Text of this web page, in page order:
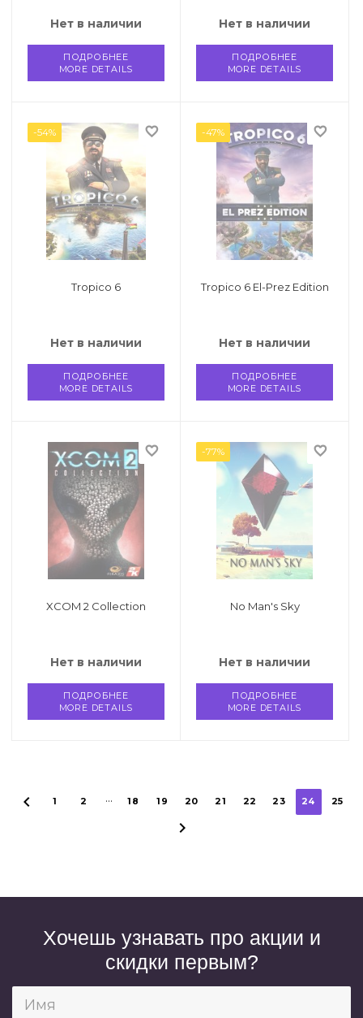
Нет в наличии
ПОДРОБНЕЕ
MORE DETAILS
Нет в наличии
ПОДРОБНЕЕ
MORE DETAILS
-54% favorite_border
Tropico 6
Нет в наличии
ПОДРОБНЕЕ
MORE DETAILS
-47% favorite_border
Tropico 6 El-Prez Edition
Нет в наличии
ПОДРОБНЕЕ
MORE DETAILS
favorite_border
XCOM 2 Collection
Нет в наличии
ПОДРОБНЕЕ
MORE DETAILS
-77% favorite_border
No Man's Sky
Нет в наличии
ПОДРОБНЕЕ
MORE DETAILS
1 2 ... 18 19 20 21 22 23 24 25
Хочешь узнавать про акции и
скидки первым?